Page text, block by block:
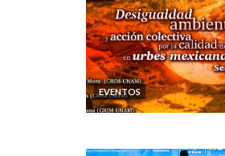
EVENTOS